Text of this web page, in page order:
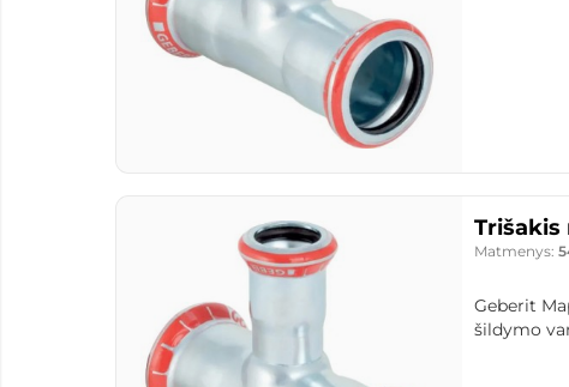
Trišakis
Matmenys:
Geberit
šildymo